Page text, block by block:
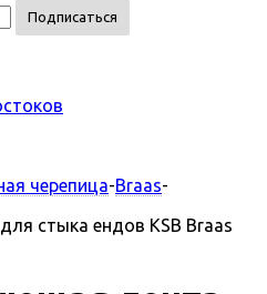
черепица-Braas-
стыка ендов KSB Braas